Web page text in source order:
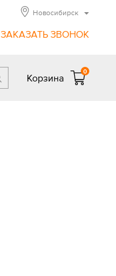
ЗАКАЗАТЬ ЗВОНОК
Новосибирск
Корзина
0